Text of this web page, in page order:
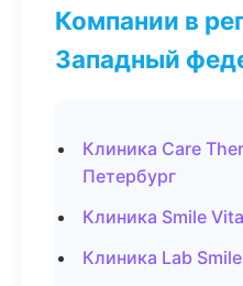
Компании в
Западный
Клиника Care
Петербург
Клиника Smile
Клиника Lab